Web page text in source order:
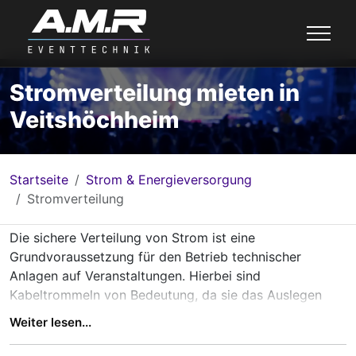
Stromverteilung mieten in
Veitshöchheim
Startseite
Strom & Energieversorgung
Stromverteilung
Die sichere Verteilung von Strom ist eine
Grundvoraussetzung für den Betrieb technischer
Anlagen auf Veranstaltungen. Hierbei sind
Kabeltrommeln von Bedeutung, da sie das Auslegen
langer Kabelstücke erleichtern und durch ihre kompakte
Weiter lesen...